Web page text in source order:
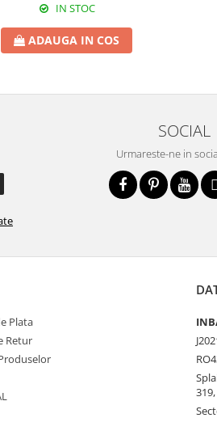
IN STOC
ADAUGA IN COS
SOCIAL
Urmareste-ne in
Plata
Retur